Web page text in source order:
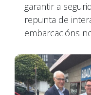
garantir a
repunta de
embarcacións